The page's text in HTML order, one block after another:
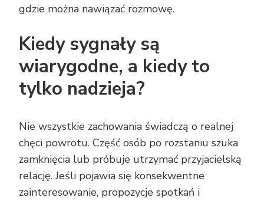
gdzie można nawiązać rozmowę.
Kiedy sygnały są
wiarygodne, a kiedy to
tylko nadzieja?
Nie wszystkie zachowania świadczą o realnej
chęci powrotu. Część osób po rozstaniu szuka
zamknięcia lub próbuje utrzymać przyjacielską
relację. Jeśli pojawia się konsekwentne
zainteresowanie, propozycje spotkań i